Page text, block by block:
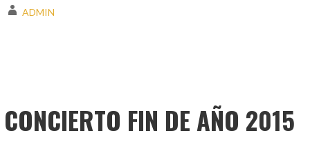
ADMIN
CONCIERTO FIN DE AÑO 2015